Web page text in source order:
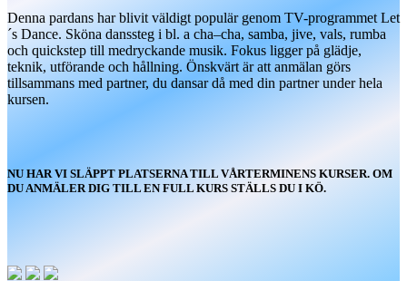
Denna pardans har blivit väldigt populär genom TV-programmet Let
´s Dance. Sköna danssteg i bl. a cha–cha, samba, jive, vals, rumba
och quickstep till medryckande musik. Fokus ligger på glädje,
teknik, utförande och hållning. Önskvärt är att anmälan görs
tillsammans med partner, du dansar då med din partner under hela
kursen.
NU HAR VI SLÄPPT PLATSERNA TILL VÅRTERMINENS KURSER. OM
DU ANMÄLER DIG TILL EN FULL KURS STÄLLS DU I KÖ.